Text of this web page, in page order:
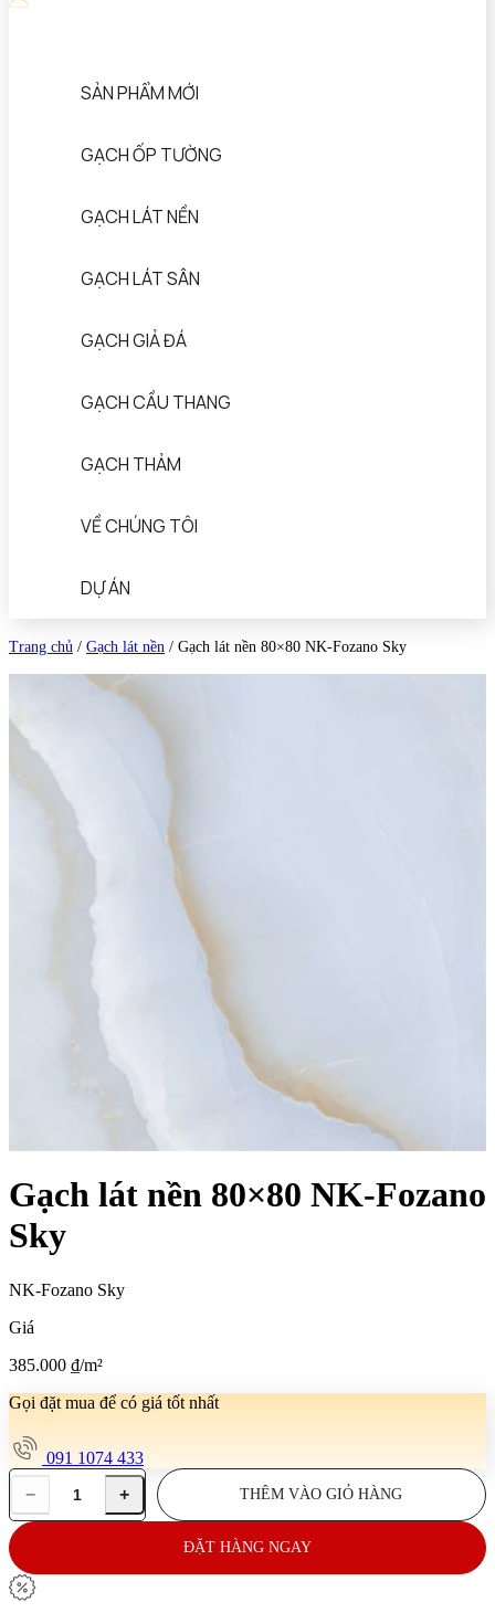
SẢN PHẨM MỚI
GẠCH ỐP TƯỜNG
GẠCH LÁT NỀN
GẠCH LÁT SÂN
GẠCH GIẢ ĐÁ
GẠCH CẦU THANG
GẠCH THẢM
VỀ CHÚNG TÔI
DỰ ÁN
Trang chủ / Gạch lát nền / Gạch lát nền 80×80 NK-Fozano Sky
Gạch lát nền 80×80 NK-Fozano
Sky
NK-Fozano Sky
Giá
385.000 ₫/m²
Gọi đặt mua để có giá tốt nhất
091 1074 433
Gạch
lát
nền
80x80
NK-
Fozano
− + THÊM VÀO GIỎ HÀNG
ĐẶT HÀNG NGAY